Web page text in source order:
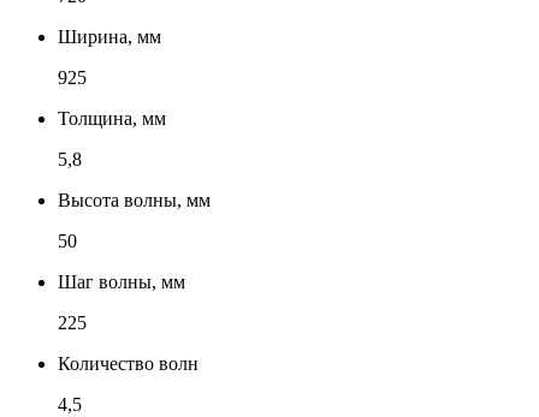
Ширина, мм
925
Толщина, мм
5,8
Высота волны, мм
50
Шаг волны, мм
225
Количество волн
4,5